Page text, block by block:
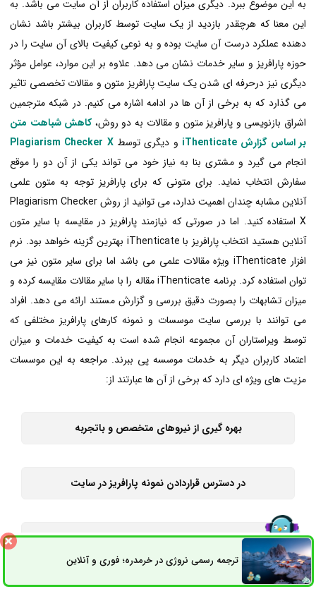
به این موضوع ببرد. دیگری میزان استفاده کاربران از آن سایت می باشد. به
این معنا که هرچقدر بازدید از یک سایت توسط کاربران بیشتر باشد نشان
دهنده عملکرد درست آن سایت بوده و به نوعی کیفیت بالای آن سایت را در
حوزه پارافریز و سایر خدمات نشان می دهد. علاوه بر این موارد، عوامل مؤثر
دیگری نیز درحرفه ای شدن یک سایت پارافریز متون و مقالات تخصصی تاثیر
می گذارد که به برخی از آن ها در ادامه اشاره می کنیم. در شبکه مترجمین
اشراق بازنویسی و پارافریز متون و مقالات به دو روش،کاهش شباهت متن
بر اساس گزارش iThenticate
و دیگری توسطPlagiarism Checker X
انجام می گیرد و مشتری بنا به نیاز خود می تواند یکی از آن دو را موقع
سفارش انتخاب نماید. برای متونی که برای پارافریز توجه به متون علمی
آنلاین مشابه چندان اهمیت ندارد، می توانید از روش Plagiarism Checker
X استفاده کنید. اما در صورتی که نیازمند پارافریز در مقایسه با سایر متون
آنلاین هستید انتخاب پارافریز با iThenticate بهترین گزینه خواهد بود. نرم
افزار iThenticate ویژه مقالات علمی می باشد اما برای سایر متون نیز می
توان استفاده کرد. برنامه iThenticate مقاله را با سایر مقالات مقایسه کرده و
میزان تشابهات را بصورت دقیق بررسی و گزارش مستند ارائه می دهد. افراد
می توانند با بررسی سایت موسسات و نمونه کارهای پارافریز مختلفی که
توسط ویراستاران آن مجموعه انجام شده است به کیفیت خدمات و میزان
اعتماد کاربران دیگر به خدمات موسسه پی ببرند. مراجعه به این موسسات
مزیت های ویژه ای دارد که برخی از آن ها عبارتند از:
بهره گیری از نیروهای متخصص و باتجربه
در دسترس قراردادن نمونه پارافریز در سایت
در اختیار داشتن نرم افزارهای پلاگریسم و پارافریز حرفه ای
ترجمه رسمی نروژی در خرمدره؛ فوری و آنلاینثبت سفارش راه های ارتباطی